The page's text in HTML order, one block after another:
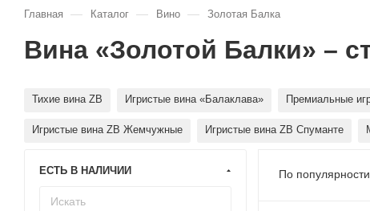
Главная — Каталог — Вино — Золотая Балка
Вина «Золотой Балки» –
Тихие вина ZB Игристые вина «Балаклава» Премиальные
Игристые вина ZB Жемчужные Игристые вина ZB Спуманте
По
ЕСТЬ В НАЛИЧИИ